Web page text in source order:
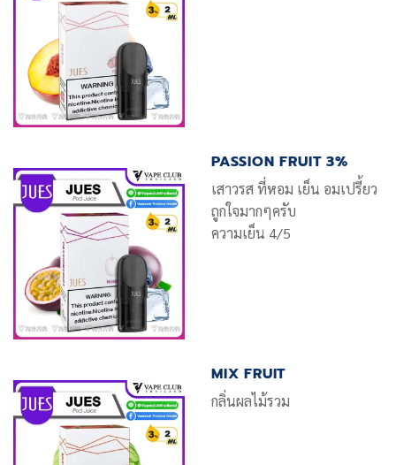
PASSION FRUIT 3%
เสาวรส ที่หอม เย็น อมเปรี้ยว
ถูกใจมากๆครับ
ความเย็น 4/5
MIX FRUIT
กลิ่นผลไม้รวม